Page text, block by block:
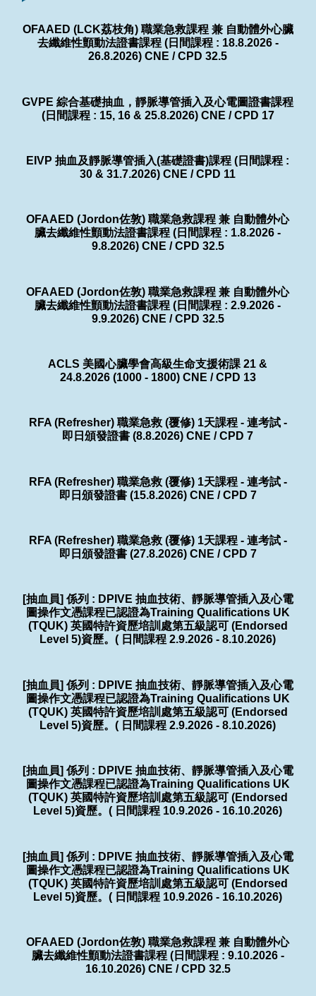
OFAAED (LCK荔枝角) 職業急救課程 兼 自動體外心臟
去纖維性顫動法證書課程 (日間課程 : 18.8.2026 -
26.8.2026) CNE / CPD 32.5
GVPE 綜合基礎抽血，靜脈導管插入及心電圖證書課程
(日間課程 : 15, 16 & 25.8.2026) CNE / CPD 17
EIVP 抽血及靜脈導管插入(基礎證書)課程 (日間課程 :
30 & 31.7.2026) CNE / CPD 11
OFAAED (Jordon佐敦) 職業急救課程 兼 自動體外心
臟去纖維性顫動法證書課程 (日間課程 : 1.8.2026 -
9.8.2026) CNE / CPD 32.5
OFAAED (Jordon佐敦) 職業急救課程 兼 自動體外心
臟去纖維性顫動法證書課程 (日間課程 : 2.9.2026 -
9.9.2026) CNE / CPD 32.5
ACLS 美國心臟學會高級生命支援術課 21 &
24.8.2026 (1000 - 1800) CNE / CPD 13
RFA (Refresher) 職業急救 (覆修) 1天課程 - 連考試 -
即日頒發證書 (8.8.2026) CNE / CPD 7
RFA (Refresher) 職業急救 (覆修) 1天課程 - 連考試 -
即日頒發證書 (15.8.2026) CNE / CPD 7
RFA (Refresher) 職業急救 (覆修) 1天課程 - 連考試 -
即日頒發證書 (27.8.2026) CNE / CPD 7
[抽血員] 係列 : DPIVE 抽血技術、靜脈導管插入及心電
圖操作文憑課程已認證為Training Qualifications UK
(TQUK) 英國特許資歷培訓處第五級認可 (Endorsed
Level 5)資歷。( 日間課程 2.9.2026 - 8.10.2026)
[抽血員] 係列 : DPIVE 抽血技術、靜脈導管插入及心電
圖操作文憑課程已認證為Training Qualifications UK
(TQUK) 英國特許資歷培訓處第五級認可 (Endorsed
Level 5)資歷。( 日間課程 2.9.2026 - 8.10.2026)
[抽血員] 係列 : DPIVE 抽血技術、靜脈導管插入及心電
圖操作文憑課程已認證為Training Qualifications UK
(TQUK) 英國特許資歷培訓處第五級認可 (Endorsed
Level 5)資歷。( 日間課程 10.9.2026 - 16.10.2026)
[抽血員] 係列 : DPIVE 抽血技術、靜脈導管插入及心電
圖操作文憑課程已認證為Training Qualifications UK
(TQUK) 英國特許資歷培訓處第五級認可 (Endorsed
Level 5)資歷。( 日間課程 10.9.2026 - 16.10.2026)
OFAAED (Jordon佐敦) 職業急救課程 兼 自動體外心
臟去纖維性顫動法證書課程 (日間課程 : 9.10.2026 -
16.10.2026) CNE / CPD 32.5